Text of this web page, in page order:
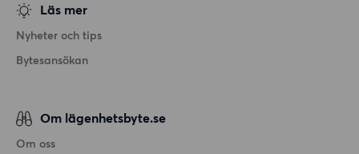
Läs mer
Nyheter och tips
Bytesansökan
Om lägenhetsbyte.se
Om oss